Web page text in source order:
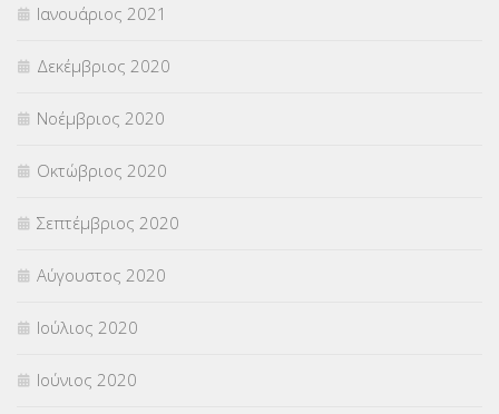
Ιανουάριος 2021
Δεκέμβριος 2020
Νοέμβριος 2020
Οκτώβριος 2020
Σεπτέμβριος 2020
Αύγουστος 2020
Ιούλιος 2020
Ιούνιος 2020